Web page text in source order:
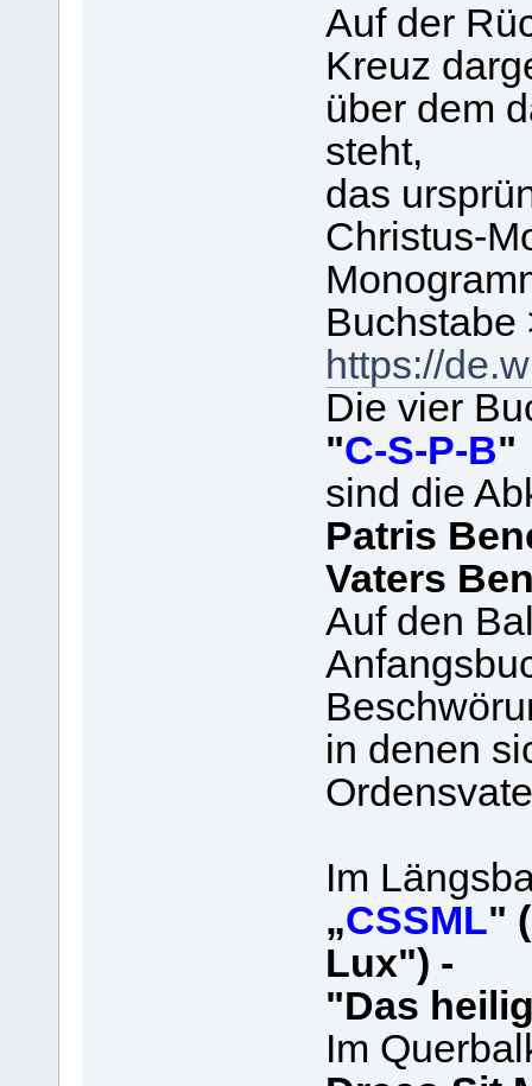
Auf der
Kreuz
über dem
steht,
das
Christus-
Buchstabe
https://
Die vier
"C-S-P-B"
sind die
Patris
Vaters
Auf den
in denen
Im
„CSSML"
Lux") -
"Das
Im